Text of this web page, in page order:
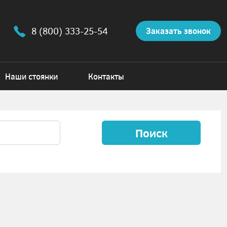
8 (800) 333-25-54 Заказать звонок
Наши стоянки Контакты
Поиск